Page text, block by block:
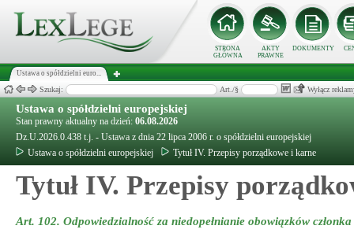
STRONA
GŁÓWNA
AKTY
PRAWNE
DOKUMENTY
Ustawa o spółdzielni euro...
Szukaj: Art./§ Wyłącz
Ustawa o spółdzielni europejskiej
Stan prawny aktualny na dzień: 06.08.2026
Dz.U.2026.0.438 t.j. - Ustawa z dnia 22 lipca 2006 r. o spółdzielni europejskiej
Ustawa o spółdzielni europejskiej
Tytuł IV. Przepisy porządkowe i karne
Tytuł IV. Przepisy
Art. 102. Odpowiedzialność za niedopełnianie obowiązków